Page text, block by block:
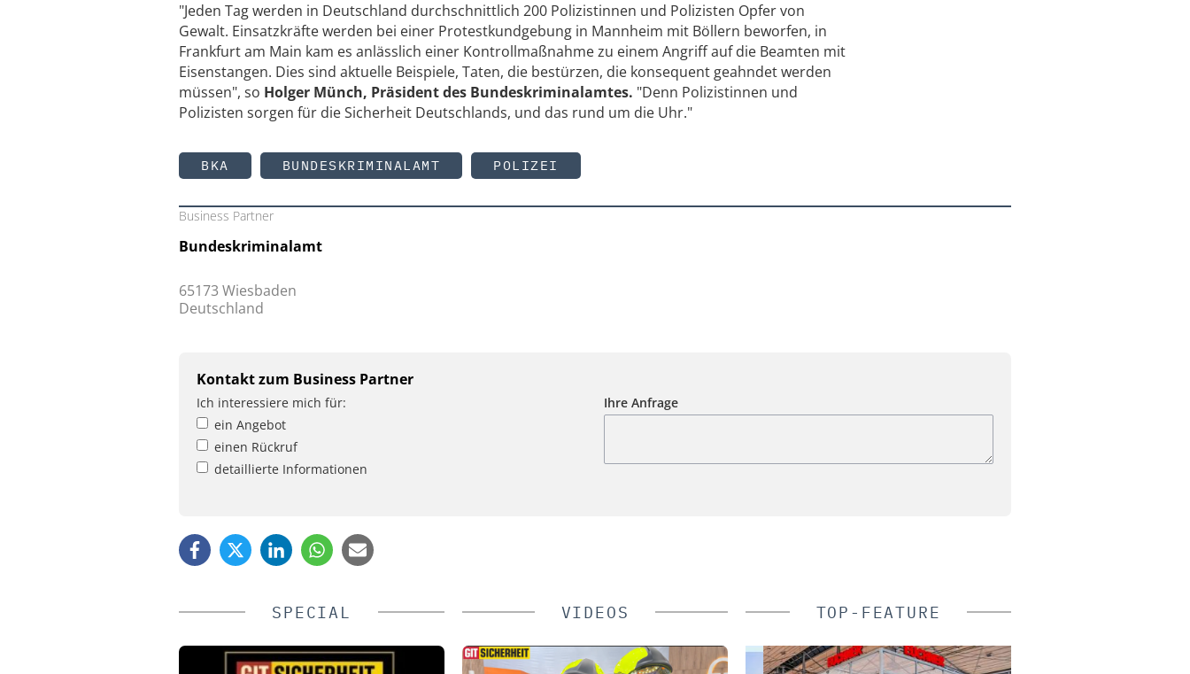
"Jeden Tag werden in Deutschland durchschnittlich 200 Polizistinnen und Polizisten Opfer von
Gewalt. Einsatzkräfte werden bei einer Protestkundgebung in Mannheim mit Böllern beworfen, in
Frankfurt am Main kam es anlässlich einer Kontrollmaßnahme zu einem Angriff auf die Beamten mit
Eisenstangen. Dies sind aktuelle Beispiele, Taten, die bestürzen, die konsequent geahndet werden
müssen", so Holger Münch, Präsident des Bundeskriminalamtes. "Denn Polizistinnen und
Polizisten sorgen für die Sicherheit Deutschlands, und das rund um die Uhr."
BKA BUNDESKRIMINALAMT POLIZEI
Business Partner
Bundeskriminalamt
65173 Wiesbaden
Deutschland
Kontakt zum Business Partner
Ich interessiere mich für:
ein Angebot
einen Rückruf
detaillierte Informationen
Ihre Anfrage
SPECIAL VIDEOS TOP-FEATURE